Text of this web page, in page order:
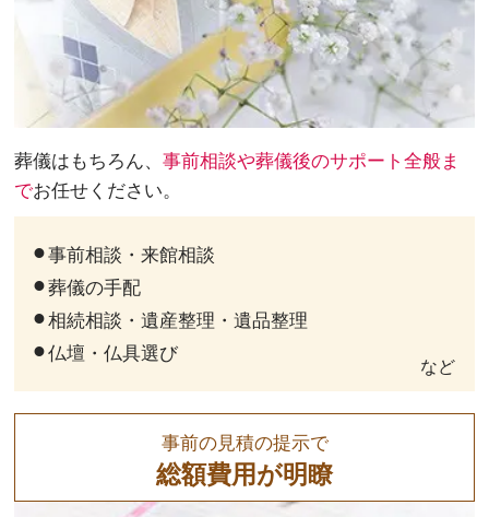
葬儀はもちろん、事前相談や葬儀後のサポート全般ま
でお任せください。
事前相談・来館相談
葬儀の手配
相続相談・遺産整理・遺品整理
仏壇・仏具選び
など
事前の見積の提示で
総額費用が明瞭